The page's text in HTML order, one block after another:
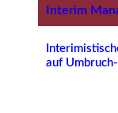
Interim
auf